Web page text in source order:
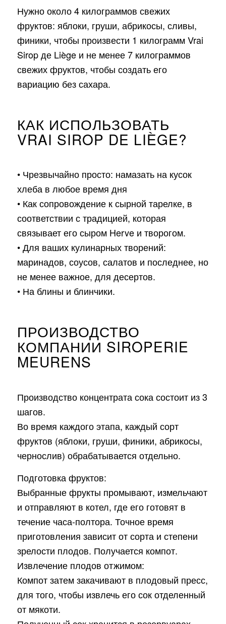
Нужно около 4 килограммов свежих
фруктов: яблоки, груши, абрикосы, сливы,
финики, чтобы произвести 1 килограмм Vrai
Sirop де Liège и не менее 7 килограммов
свежих фруктов, чтобы создать его
вариацию без сахара.
КАК ИСПОЛЬЗОВАТЬ
VRAI SIROP DE LIÈGE?
• Чрезвычайно просто: намазать на кусок
хлеба в любое время дня
• Как сопровождение к сырной тарелке, в
соответствии с традицией, которая
связывает его сыром Herve и творогом.
• Для ваших кулинарных творений:
маринадов, соусов, салатов и последнее, но
не менее важное, для десертов.
• На блины и блинчики.
ПРОИЗВОДСТВО
КОМПАНИИ SIROPERIE
MEURENS
Производство концентрата сока состоит из 3
шагов.
Во время каждого этапа, каждый сорт
фруктов (яблоки, груши, финики, абрикосы,
чернослив) обрабатывается отдельно.
Подготовка фруктов:
Выбранные фрукты промывают, измельчают
и отправляют в котел, где его готовят в
течение часа-полтора. Точное время
приготовления зависит от сорта и степени
зрелости плодов. Получается компот.
Извлечение плодов отжимом:
Компот затем закачивают в плодовый пресс,
для того, чтобы извлечь его сок отделенный
от мякоти.